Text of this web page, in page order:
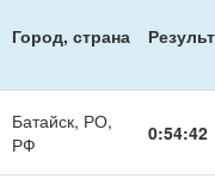
Город, страна
Батайск, РО,
РФ
0:54:42